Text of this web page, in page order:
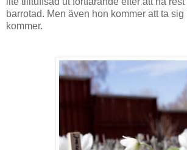
barrotad. Men även hon kommer att ta sig
kommer.